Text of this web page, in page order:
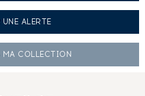
UNE ALERTE
MA COLLECTION